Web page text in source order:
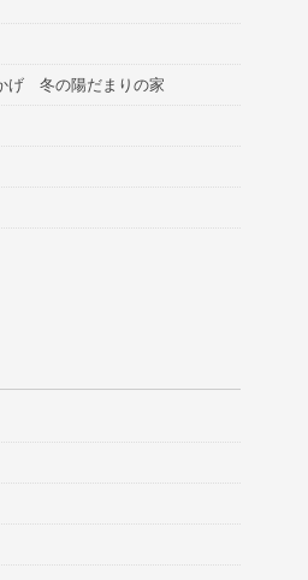
冬の陽だまりの家